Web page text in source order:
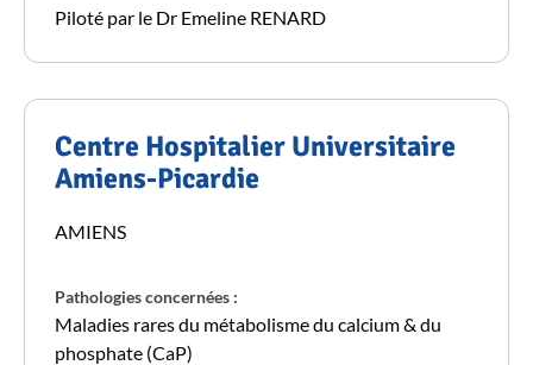
Piloté par le Dr Emeline RENARD
Centre Hospitalier Universitaire
Amiens-Picardie
AMIENS
Pathologies concernées :
Maladies rares du métabolisme du calcium & du
phosphate (CaP)